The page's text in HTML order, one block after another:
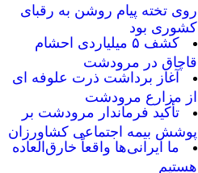
روی تخته پیام روشن به رقبای
کشوری بود
کشف ۵ میلیاردی احشام
قاچاق در مرودشت
آغاز برداشت ذرت علوفه ای
از مزارع مرودشت
تأکید فرماندار مرودشت بر
پوشش بیمه اجتماعی کشاورزان
ما ایرانی‌ها واقعاً خارق‌العاده
هستیم